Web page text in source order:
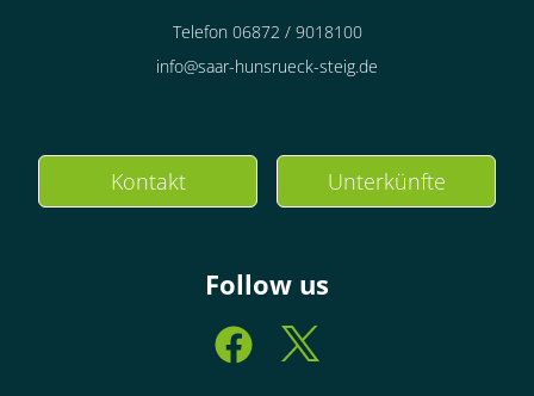
Telefon 06872 / 9018100
info@saar-hunsrueck-steig.de
Kontakt Unterkünfte
Follow us